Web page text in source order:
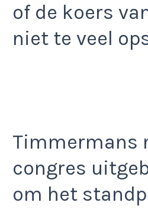
of de koers
niet te veel
Timmermans
congres
om het